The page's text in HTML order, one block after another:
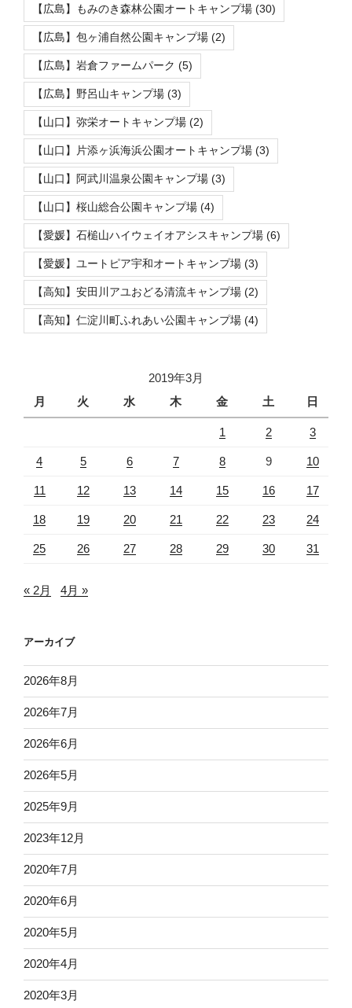
【広島】もみのき森林公園オートキャンプ場 (30)
【広島】包ヶ浦自然公園キャンプ場 (2)
【広島】岩倉ファームパーク (5)
【広島】野呂山キャンプ場 (3)
【山口】弥栄オートキャンプ場 (2)
【山口】片添ヶ浜海浜公園オートキャンプ場 (3)
【山口】阿武川温泉公園キャンプ場 (3)
【山口】桜山総合公園キャンプ場 (4)
【愛媛】石槌山ハイウェイオアシスキャンプ場 (6)
【愛媛】ユートピア宇和オートキャンプ場 (3)
【高知】安田川アユおどる清流キャンプ場 (2)
【高知】仁淀川町ふれあい公園キャンプ場 (4)
2019年3月
月
火 水 木 金 土 日
1 2 3
4 5 6 7 8 9 10
11 12 13 14 15 16 17
18 19 20 21 22 23 24
25 26 27 28 29 30 31
« 2月 4月 »
アーカイブ
2026年8月
2026年7月
2026年6月
2026年5月
2025年9月
2023年12月
2020年7月
2020年6月
2020年5月
2020年4月
2020年3月